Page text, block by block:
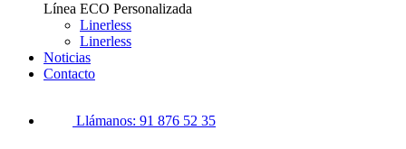
Línea ECO Personalizada
Linerless
Linerless
Noticias
Contacto
Llámanos: 91 876 52 35